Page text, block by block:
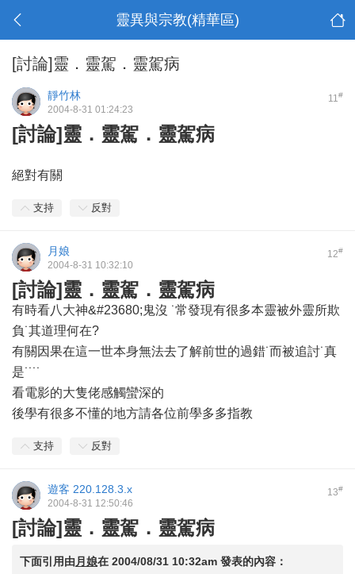
靈異與宗教(精華區)
[討論]靈．靈駕．靈駕病
11#
靜竹林
2004-8-31 01:24:23
[討論]靈．靈駕．靈駕病
絕對有關
支持 反對
12#
月娘
2004-8-31 10:32:10
[討論]靈．靈駕．靈駕病
有時看八大神&#23680;鬼沒 ˙常發現有很多本靈被外靈所欺
負˙其道理何在?
有關因果在這一世本身無法去了解前世的過錯˙而被追討˙真
是˙˙˙˙
看電影的大隻佬感觸蠻深的
後學有很多不懂的地方請各位前學多多指教
支持 反對
13#
遊客 220.128.3.x
2004-8-31 12:50:46
[討論]靈．靈駕．靈駕病
下面引用由月娘在 2004/08/31 10:32am 發表的內容：